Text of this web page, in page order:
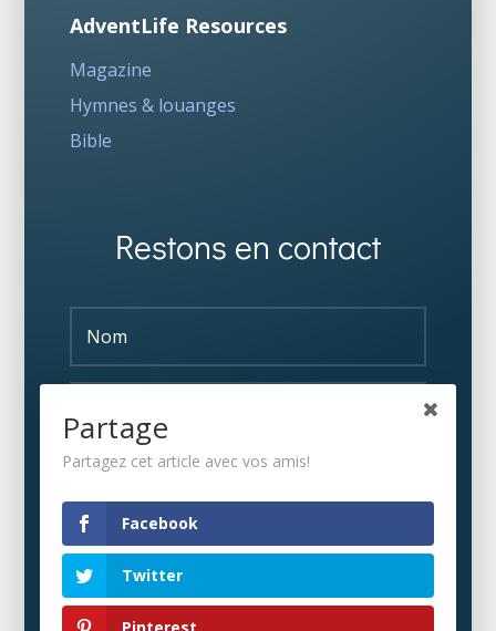
AdventLife Resources
Magazine
Hymnes & louanges
Bible
Restons en contact
Partage
Partagez cet article avec vos amis!
Facebook
Twitter
Pinterest